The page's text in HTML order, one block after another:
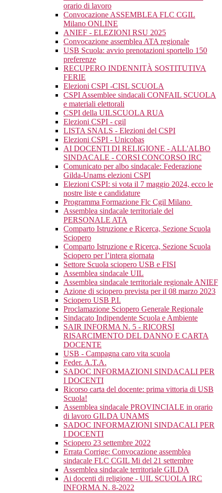
orario di lavoro
Convocazione ASSEMBLEA FLC CGIL
Milano ONLINE
ANIEF - ELEZIONI RSU 2025
Convocazione assemblea ATA regionale
USB Scuola: avvio prenotazioni sportello 150
preferenze
RECUPERO INDENNITÀ SOSTITUTIVA
FERIE
Elezioni CSPI -CISL SCUOLA
CSPI Assemblee sindacali CONFAIL SCUOLA
e materiali elettorali
CSPI della UILSCUOLA RUA
Elezioni CSPI - cgil
LISTA SNALS - Elezioni del CSPI
Elezioni CSPI - Unicobas
AI DOCENTI DI RELIGIONE - ALL'ALBO
SINDACALE - CORSI CONCORSO IRC
Comunicato per albo sindacale: Federazione
Gilda-Unams elezioni CSPI
Elezioni CSPI: si vota il 7 maggio 2024, ecco le
nostre liste e candidature
Programma Formazione Flc Cgil Milano
Assemblea sindacale territoriale del
PERSONALE ATA
Comparto Istruzione e Ricerca, Sezione Scuola
Sciopero
Comparto Istruzione e Ricerca, Sezione Scuola
Sciopero per l’intera giornata
Settore Scuola sciopero USB e FISI
Assemblea sindacale UIL
Assemblea sindacale territoriale regionale ANIEF
Azione di sciopero prevista per il 08 marzo 2023
Sciopero USB P.I.
Proclamazione Sciopero Generale Regionale
Sindacato Indipendente Scuola e Ambiente
SAIR INFORMA N. 5 - RICORSI
RISARCIMENTO DEL DANNO E CARTA
DOCENTE
USB - Campagna caro vita scuola
Feder. A.T.A.
SADOC INFORMAZIONI SINDACALI PER
I DOCENTI
Ricorso carta del docente: prima vittoria di USB
Scuola!
Assemblea sindacale PROVINCIALE in orario
di lavoro GILDA UNAMS
SADOC INFORMAZIONI SINDACALI PER
I DOCENTI
Sciopero 23 settembre 2022
Errata Corrige: Convocazione assemblea
sindacale FLC CGIL Mi del 21 settembre
Assemblea sindacale territoriale GILDA
Ai docenti di religione - UIL SCUOLA IRC
INFORMA N. 8-2022